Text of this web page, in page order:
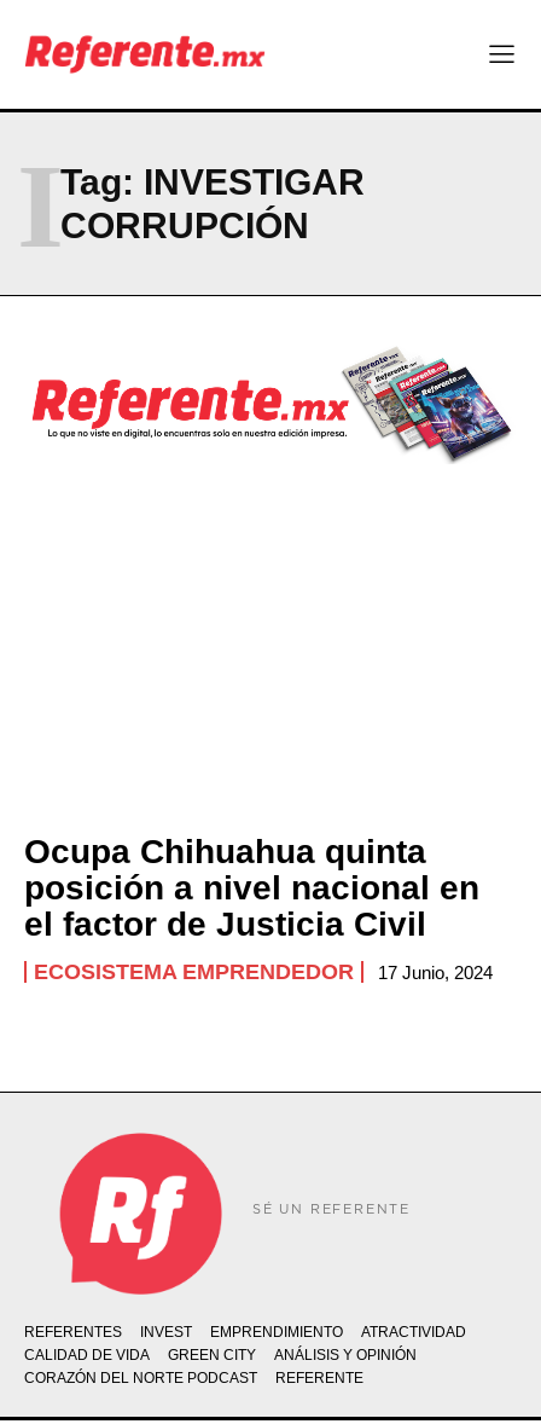
Más escuelas renovadas: fortalecen espacios para el regreso
a clases
Company
ABOUT
PRIVACY POLICY
NEWSLETTER
Tag: INVESTIGAR
CORRUPCIÓN
I
Ocupa Chihuahua quinta
posición a nivel nacional en
el factor de Justicia Civil
ECOSISTEMA EMPRENDEDOR 17 Junio, 2024
SÉ UN REFERENTE
REFERENTES INVEST EMPRENDIMIENTO
ATRACTIVIDAD
CALIDAD DE VIDA
GREEN CITY
ANÁLISIS Y OPINIÓN
CORAZÓN DEL NORTE PODCAST
REFERENTE